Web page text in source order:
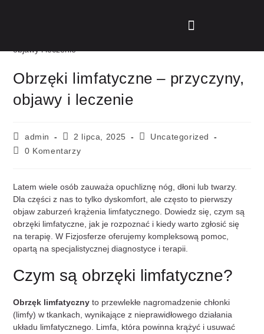
Obrzęki limfatyczne – przyczyny,
objawy i leczenie
admin 2 lipca, 2025
Uncategorized
0 Komentarzy
Latem wiele osób zauważa opuchliznę nóg, dłoni lub twarzy.
Dla części z nas to tylko dyskomfort, ale często to pierwszy
objaw zaburzeń krążenia limfatycznego. Dowiedz się, czym są
obrzęki limfatyczne, jak je rozpoznać i kiedy warto zgłosić się
na terapię. W Fizjosferze oferujemy kompleksową pomoc,
opartą na specjalistycznej diagnostyce i terapii.
Czym są obrzęki limfatyczne?
Obrzęk limfatyczny to przewlekłe nagromadzenie chłonki
(limfy) w tkankach, wynikające z nieprawidłowego działania
układu limfatycznego. Limfa, która powinna krążyć i usuwać